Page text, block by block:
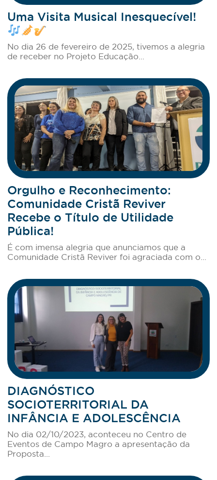
Uma Visita Musical Inesquecível!
No dia 26 de fevereiro de 2025, tivemos a alegria
de receber no Projeto Educação...
Orgulho e Reconhecimento:
Comunidade Cristã Reviver
Recebe o Título de Utilidade
Pública!
É com imensa alegria que anunciamos que a
Comunidade Cristã Reviver foi agraciada com o...
DIAGNÓSTICO
SOCIOTERRITORIAL DA
INFÂNCIA E ADOLESCÊNCIA
No dia 02/10/2023, aconteceu no Centro de
Eventos de Campo Magro a apresentação da
Proposta...